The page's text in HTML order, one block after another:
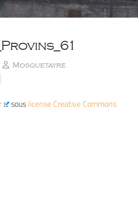
Mosquetayre
sous license Creative Commons